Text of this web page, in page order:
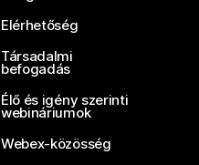
Elérhetőség
Társadalmi
befogadás
Élő és igény szerinti
webináriumok
Webex-közösség